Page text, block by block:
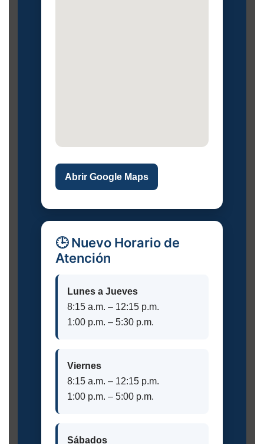
Abrir Google Maps
🕒 Nuevo Horario de
Atención
Lunes a Jueves
8:15 a.m. – 12:15 p.m.
1:00 p.m. – 5:30 p.m.
Viernes
8:15 a.m. – 12:15 p.m.
1:00 p.m. – 5:00 p.m.
Sábados